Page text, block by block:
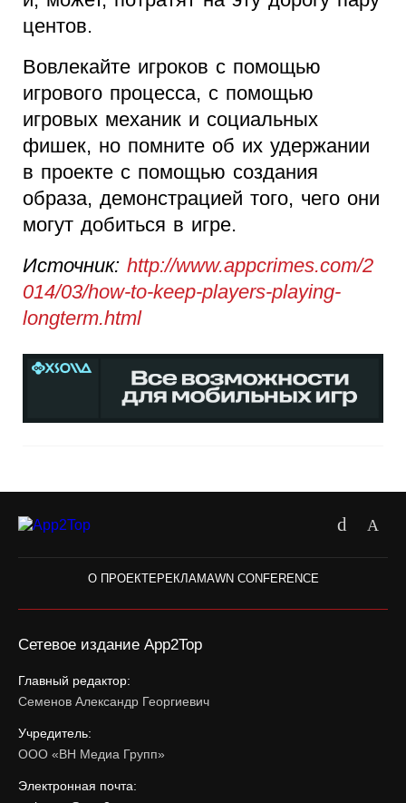
центов.
Вовлекайте игроков с помощью
игрового процесса, с помощью
игровых механик и социальных
фишек, но помните об их удержании
в проекте с помощью создания
образа, демонстрацией того, чего они
могут добиться в игре.
Источник: http://www.appcrimes.com/2
014/03/how-to-keep-players-playing-
longterm.html
О ПРОЕКТЕРЕКЛАМАWN CONFERENCE
Сетевое издание App2Top
Главный редактор:
Семенов Александр Георгиевич
Учредитель:
ООО «ВН Медиа Групп»
Электронная почта: